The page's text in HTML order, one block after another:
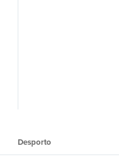
Desporto